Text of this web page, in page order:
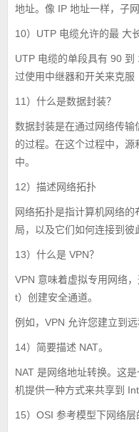
地址。像 IP 地址一样，子
10）UTP 电缆允许的最 大
UTP 电缆的单段具有 90
过使用中继器和开关来克服
11）什么是数据封装？
数据封装是在通过网络传
的过程。在这个过程中，
中。
12）描述网络拓扑
网络拓扑是指计算机网络
局，以及它们如何连接到彼
13）什么是 VPN？
VPN 意味着虚拟专用网络
t）创建安全通道。
例如，VPN 允许您建立到
14）简要描述 NAT。
NAT 是网络地址转换。这
机提供一种方式来共享到
15）OSI 参考模型下网络层